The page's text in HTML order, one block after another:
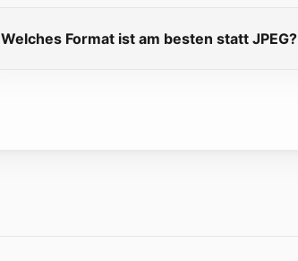
Welches Format ist am besten statt JPEG?